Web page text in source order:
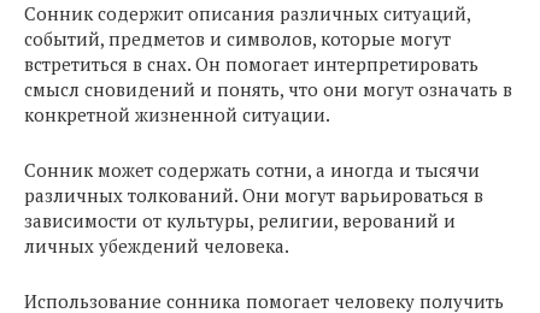
Сонник содержит описания различных ситуаций,
событий, предметов и символов, которые могут
встретиться в снах. Он помогает интерпретировать
смысл сновидений и понять, что они могут означать в
конкретной жизненной ситуации.
Сонник может содержать сотни, а иногда и тысячи
различных толкований. Они могут варьироваться в
зависимости от культуры, религии, верований и
личных убеждений человека.
Использование сонника помогает человеку получить